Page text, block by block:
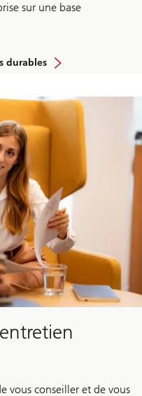
sur une base
durables
vous conseiller et de vous